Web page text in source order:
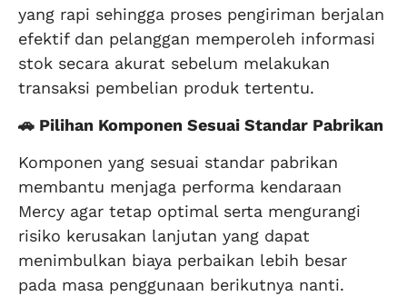
yang rapi sehingga proses pengiriman berjalan
efektif dan pelanggan memperoleh informasi
stok secara akurat sebelum melakukan
transaksi pembelian produk tertentu.
🚗 Pilihan Komponen Sesuai Standar Pabrikan
Komponen yang sesuai standar pabrikan
membantu menjaga performa kendaraan
Mercy agar tetap optimal serta mengurangi
risiko kerusakan lanjutan yang dapat
menimbulkan biaya perbaikan lebih besar
pada masa penggunaan berikutnya nanti.